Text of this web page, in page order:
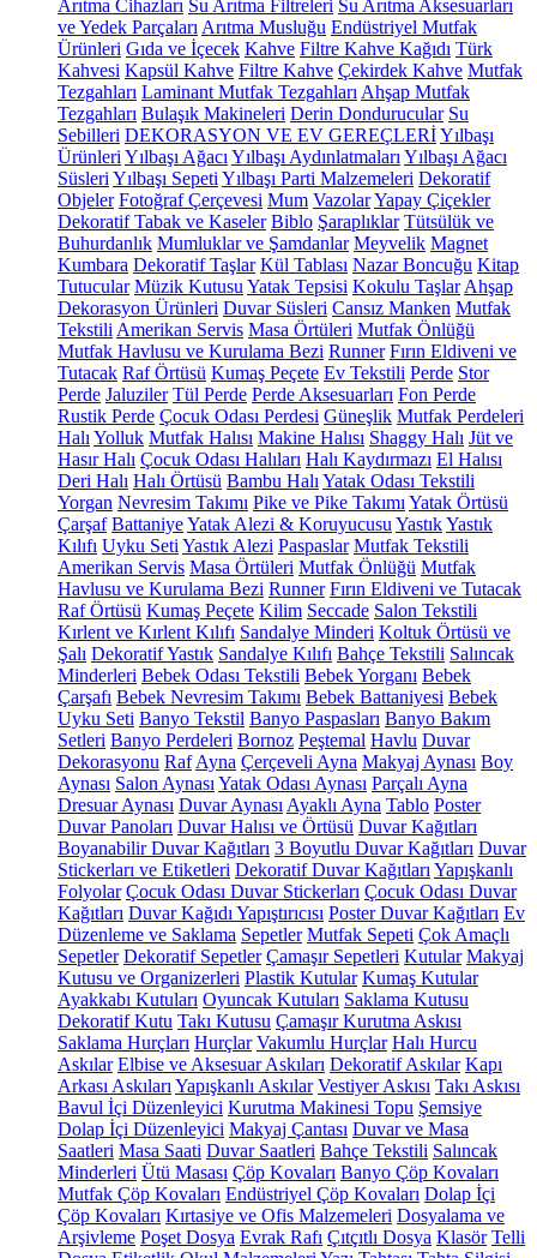
Arıtma Cihazları Su Arıtma Filtreleri Su Arıtma Aksesuarları
ve Yedek Parçaları Arıtma Musluğu Endüstriyel Mutfak
Ürünleri Gıda ve İçecek Kahve Filtre Kahve Kağıdı Türk
Kahvesi Kapsül Kahve Filtre Kahve Çekirdek Kahve Mutfak
Tezgahları Laminant Mutfak Tezgahları Ahşap Mutfak
Tezgahları Bulaşık Makineleri Derin Dondurucular Su
Sebilleri DEKORASYON VE EV GEREÇLERİYılbaşı
Ürünleri Yılbaşı Ağacı Yılbaşı Aydınlatmaları Yılbaşı Ağacı
Süsleri Yılbaşı Sepeti Yılbaşı Parti Malzemeleri Dekoratif
Objeler Fotoğraf Çerçevesi Mum VazolarYapay Çiçekler
Dekoratif Tabak ve Kaseler Biblo Şaraplıklar Tütsülük ve
Buhurdanlık Mumluklar ve Şamdanlar Meyvelik Magnet
Kumbara Dekoratif Taşlar Kül Tablası Nazar Boncuğu Kitap
Tutucular Müzik Kutusu Yatak Tepsisi Kokulu Taşlar Ahşap
Dekorasyon Ürünleri Duvar Süsleri Cansız Manken Mutfak
Tekstili Amerikan Servis Masa Örtüleri Mutfak Önlüğü
Mutfak Havlusu ve Kurulama Bezi Runner Fırın Eldiveni ve
Tutacak Raf Örtüsü Kumaş Peçete Ev Tekstili Perde Stor
Perde Jaluziler Tül Perde Perde Aksesuarları Fon Perde
Rustik Perde Çocuk Odası Perdesi Güneşlik Mutfak Perdeleri
Halı Yolluk Mutfak Halısı Makine Halısı Shaggy Halı Jüt ve
Hasır Halı Çocuk Odası Halıları Halı Kaydırmazı El Halısı
Deri Halı Halı Örtüsü Bambu Halı Yatak Odası Tekstili
Yorgan Nevresim Takımı Pike ve Pike Takımı Yatak Örtüsü
Çarşaf BattaniyeYatak Alezi & Koruyucusu YastıkYastık
Kılıfı Uyku Seti Yastık Alezi Paspaslar Mutfak Tekstili
Amerikan Servis Masa Örtüleri Mutfak Önlüğü Mutfak
Havlusu ve Kurulama Bezi Runner Fırın Eldiveni ve Tutacak
Raf Örtüsü Kumaş Peçete Kilim Seccade Salon Tekstili
Kırlent ve Kırlent Kılıfı Sandalye Minderi Koltuk Örtüsü ve
Şalı Dekoratif Yastık Sandalye Kılıfı Bahçe Tekstili Salıncak
Minderleri Bebek Odası Tekstili Bebek Yorganı Bebek
Çarşafı Bebek Nevresim Takımı Bebek Battaniyesi Bebek
Uyku Seti Banyo Tekstil Banyo Paspasları Banyo Bakım
Setleri Banyo Perdeleri Bornoz Peştemal Havlu Duvar
Dekorasyonu Raf Ayna Çerçeveli Ayna Makyaj Aynası Boy
Aynası Salon Aynası Yatak Odası Aynası Parçalı Ayna
Dresuar Aynası Duvar Aynası Ayaklı Ayna Tablo Poster
Duvar Panoları Duvar Halısı ve Örtüsü Duvar Kağıtları
Boyanabilir Duvar Kağıtları 3 Boyutlu Duvar Kağıtları Duvar
Stickerları ve Etiketleri Dekoratif Duvar Kağıtları Yapışkanlı
Folyolar Çocuk Odası Duvar Stickerları Çocuk Odası Duvar
Kağıtları Duvar Kağıdı Yapıştırıcısı Poster Duvar Kağıtları Ev
Düzenleme ve Saklama Sepetler Mutfak Sepeti Çok Amaçlı
Sepetler Dekoratif Sepetler Çamaşır Sepetleri Kutular Makyaj
Kutusu ve Organizerleri Plastik Kutular Kumaş Kutular
Ayakkabı Kutuları Oyuncak Kutuları Saklama Kutusu
Dekoratif Kutu Takı Kutusu Çamaşır Kurutma Askısı
Saklama Hurçları Hurçlar Vakumlu Hurçlar Halı Hurcu
Askılar Elbise ve Aksesuar Askıları Dekoratif Askılar Kapı
Arkası Askıları Yapışkanlı Askılar Vestiyer Askısı Takı Askısı
Bavul İçi Düzenleyici Kurutma Makinesi Topu Şemsiye
Dolap İçi Düzenleyici Makyaj Çantası Duvar ve Masa
Saatleri Masa Saati Duvar Saatleri Bahçe Tekstili Salıncak
Minderleri Ütü Masası Çöp Kovaları Banyo Çöp Kovaları
Mutfak Çöp Kovaları Endüstriyel Çöp Kovaları Dolap İçi
Çöp Kovaları Kırtasiye ve Ofis Malzemeleri Dosyalama ve
Arşivleme Poşet Dosya Evrak Rafı Çıtçıtlı Dosya Klasör Telli